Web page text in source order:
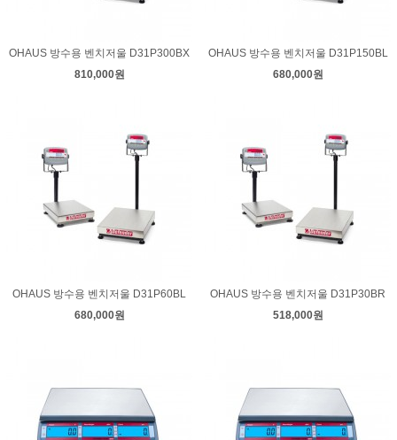
OHAUS 방수용 벤치저울 D31P300BX
810,000원
OHAUS 방수용 벤치저울 D31P150BL
680,000원
OHAUS 방수용 벤치저울 D31P60BL
680,000원
OHAUS 방수용 벤치저울 D31P30BR
518,000원